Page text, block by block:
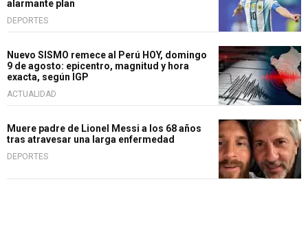
alarmante plan
DEPORTES
Nuevo SISMO remece al Perú HOY, domingo
9 de agosto: epicentro, magnitud y hora
exacta, según IGP
ACTUALIDAD
Muere padre de Lionel Messi a los 68 años
tras atravesar una larga enfermedad
DEPORTES